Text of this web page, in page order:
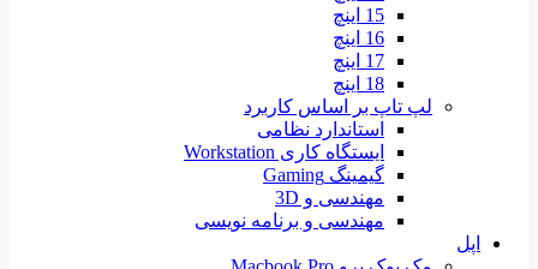
15 اینچ
16 اینچ
17 اینچ
18 اینچ
لپ تاپ بر اساس کاربرد
استاندارد نظامی
ایستگاه کاری Workstation
گیمینگ Gaming
مهندسی و 3D
مهندسی و برنامه نویسی
اپل